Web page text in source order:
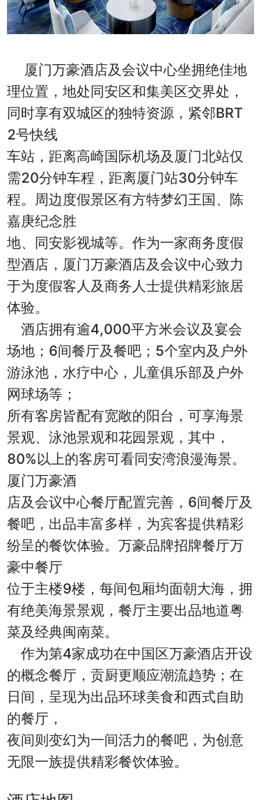
厦门万豪酒店及会议中心坐拥绝佳地
理位置，地处同安区和集美区交界处，
同时享有双城区的独特资源，紧邻BRT
2号快线
车站，距离高崎国际机场及厦门北站仅
需20分钟车程，距离厦门站30分钟车
程。周边度假景区有方特梦幻王国、陈
嘉庚纪念胜
地、同安影视城等。作为一家商务度假
型酒店，厦门万豪酒店及会议中心致力
于为度假客人及商务人士提供精彩旅居
体验。
酒店拥有逾4,000平方米会议及宴会
场地；6间餐厅及餐吧；5个室内及户外
游泳池，水疗中心，儿童俱乐部及户外
网球场等；
所有客房皆配有宽敞的阳台，可享海景
景观、泳池景观和花园景观，其中，
80%以上的客房可看同安湾浪漫海景。
厦门万豪酒
店及会议中心餐厅配置完善，6间餐厅及
餐吧，出品丰富多样，为宾客提供精彩
纷呈的餐饮体验。万豪品牌招牌餐厅万
豪中餐厅
位于主楼9楼，每间包厢均面朝大海，拥
有绝美海景景观，餐厅主要出品地道粤
菜及经典闽南菜。
作为第4家成功在中国区万豪酒店开设
的概念餐厅，贡厨更顺应潮流趋势；在
日间，呈现为出品环球美食和西式自助
的餐厅，
夜间则变幻为一间活力的餐吧，为创意
无限一族提供精彩餐饮体验。